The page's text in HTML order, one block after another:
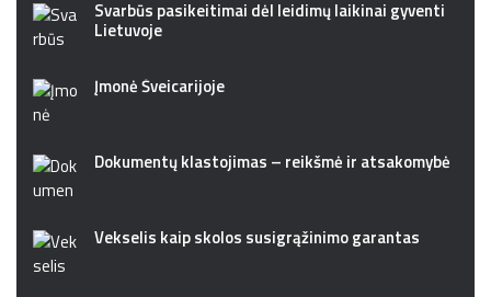
Svarbūs pasikeitimai dėl leidimų laikinai gyventi
Lietuvoje
Įmonė Šveicarijoje
Dokumentų klastojimas – reikšmė ir atsakomybė
Vekselis kaip skolos susigrąžinimo garantas